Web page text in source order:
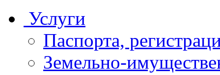
Услуги
Паспорта,
Земельно-